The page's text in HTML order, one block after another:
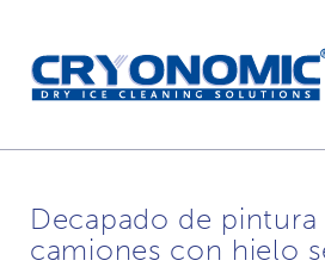
Decapado de
camiones con hielo